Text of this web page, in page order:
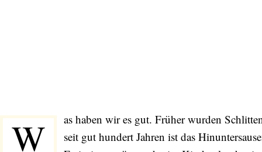
W
as haben wir es gut. Früher wurden
seit gut hundert Jahren ist das